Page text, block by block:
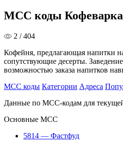
MCC коды
2 / 404
Кофейня, предлагающая напитки
сопутствующие десерты.
возможностью заказа напитков
MCC коды Категории Адреса
Данные по MCC-кодам для
Основные MCC
5814 — Фастфуд